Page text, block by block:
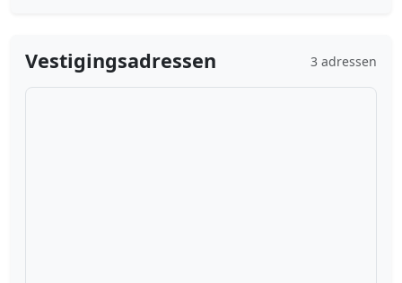
Vestigingsadressen 3 adressen